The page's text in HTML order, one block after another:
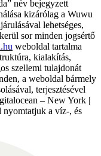
név bejegyzett
kizárólag a Wuwu
lehetséges,
sor minden jogsértő
weboldal tartalma
kialakítás,
szellemi tulajdonát
a weboldal bármely
terjesztésével
– New York |
a víz-, és